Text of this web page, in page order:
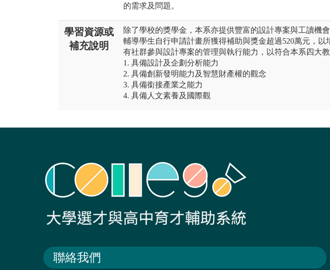
的需求及問題。
學習資源或
補充說明
除了學校的獎學金，本系亦提供豐富的設計專案與工讀機
輔導學生自行申請計畫所獲得補助與獎金超過520萬元，以
有社群參與設計專案的管理與執行能力，以符合本系四大
1. 具備設計及企劃分析能力
2. 具備創新發明能力及智慧財產權的觀念
3. 具備銜接產業之能力
4. 具備人文素養及國際觀
聯絡我們